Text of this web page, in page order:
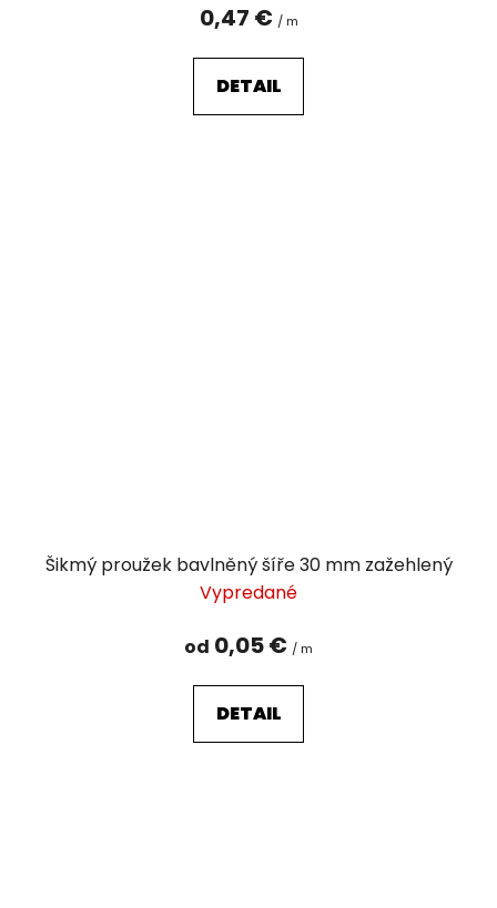
0,47 € / m
DETAIL
Šikmý proužek bavlněný šíře 30 mm zažehlený
Vypredané
od 0,05 € / m
DETAIL